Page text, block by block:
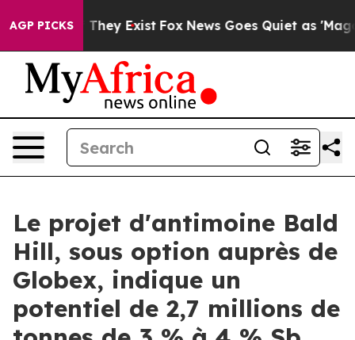
AGP PICKS
Proof They Exist Fox News Goes Quiet as 'Maga
Le projet d'antimoine Bald
Hill, sous option auprès de
Globex, indique un
potentiel de 2,7 millions de